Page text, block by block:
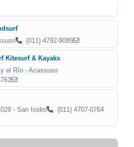
(011) 4792-9085
Kitesurf & Kayaks
el Río - Acassuso
- San Isidro
(011) 4707-0764